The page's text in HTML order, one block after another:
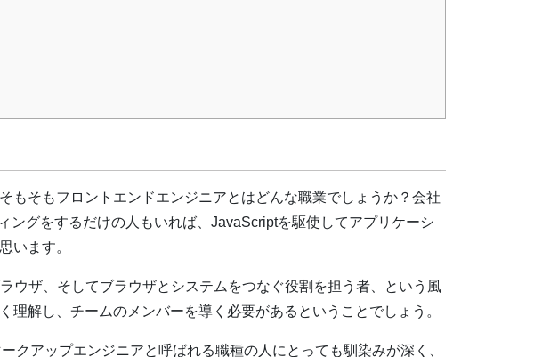
もそもフロントエンドエンジニアとはどんな職業でしょうか？会社
グをするだけの人もいれば、JavaScriptを駆使してアプリケーシ
います。
ウザ、そしてブラウザとシステムをつなぐ役割を担う者、という風
解し、チームのメンバーを導く必要があるということでしょう。
アップエンジニアと呼ばれる職種の人にとっても馴染みが深く、